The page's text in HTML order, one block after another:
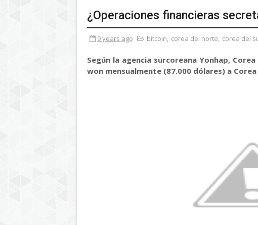
¿Operaciones financieras
9 years ago bitcoin, corea del norte, corea del
Según la agencia surcoreana Yonhap,
won mensualmente (87.000 dólares) a